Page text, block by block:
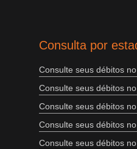
Consulta por
Consulte seus débitos
Consulte seus débitos
Consulte seus débitos
Consulte seus débitos
Consulte seus débitos